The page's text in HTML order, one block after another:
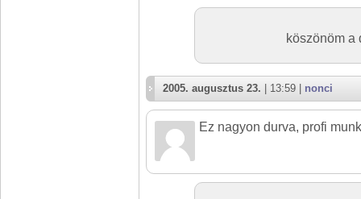
köszönöm a
2005. augusztus 23. | 13:59 | nonci
Ez nagyon durva, profi